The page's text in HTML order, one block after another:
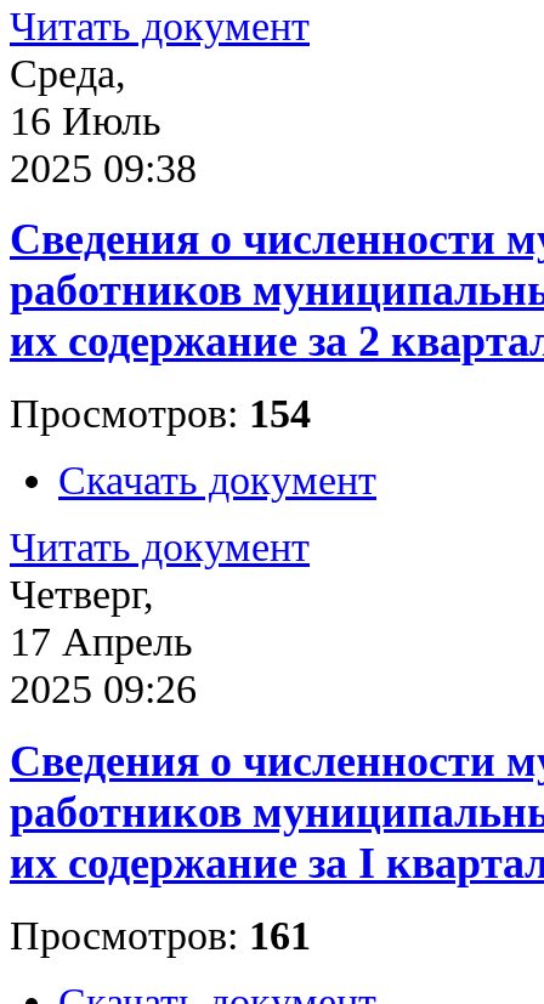
Читать документ
Среда,
16 Июль
2025 09:38
Сведения о численности
работников
их содержание за 2
Просмотров: 154
Скачать документ
Читать документ
Четверг,
17 Апрель
2025 09:26
Сведения о численности
работников
их содержание за I
Просмотров: 161